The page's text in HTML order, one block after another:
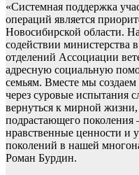
«Системная поддержка
операций является
Новосибирской области.
содействии министерства
отделений Ассоциации
адресную социальную
семьям. Вместе мы
через суровые испытания
вернуться к мирной
подрастающего поколения
нравственные ценности и
поколений в нашей
Роман Бурдин.